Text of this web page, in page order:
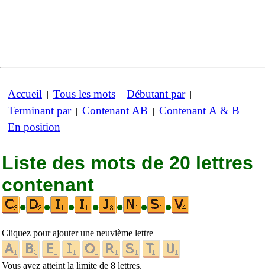
Accueil | Tous les mots | Débutant par|
Terminant par| Contenant AB | Contenant A & B |
En position
Liste des mots de 20 lettres
contenant
•
• • • • • •
Cliquez pour ajouter une neuvième lettre
Vous avez atteint la limite de 8 lettres.